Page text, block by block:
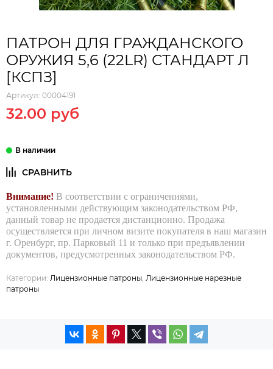
ПАТРОН ДЛЯ ГРАЖДАНСКОГО
ОРУЖИЯ 5,6 (22LR) СТАНДАРТ Л
[КСПЗ]
Артикул: 00004191
32.00 руб
Внимание! В соответствии с ограничениями,
установленными действующим законодательством РФ,
данный товар не продается дистанционно. Продажа
осуществляется при личном визите покупателя в наш магазин
г. Оренбург, пр. Парковый 11 и только при предъявлении
документов, предусмотренных законодательством РФ.
Категории: Лицензионные патроны Лицензионные нарезные
патроны